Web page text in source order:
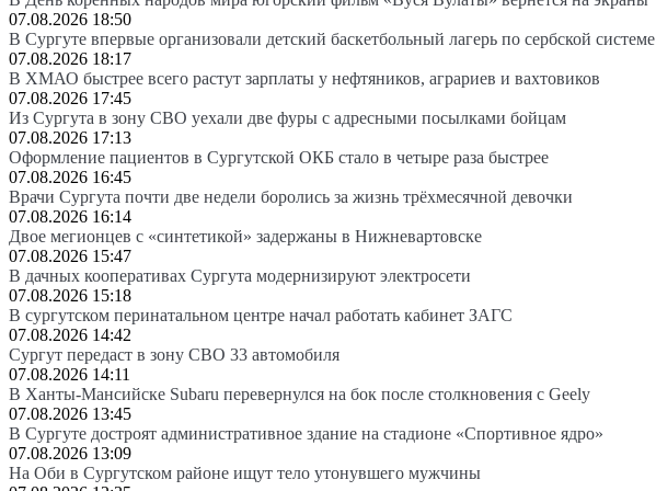
07.08.2026 18:50
В Сургуте впервые организовали детский баскетбольный лагерь по сербской системе
07.08.2026 18:17
В ХМАО быстрее всего растут зарплаты у нефтяников, аграриев и вахтовиков
07.08.2026 17:45
Из Сургута в зону СВО уехали две фуры с адресными посылками бойцам
07.08.2026 17:13
Оформление пациентов в Сургутской ОКБ стало в четыре раза быстрее
07.08.2026 16:45
Врачи Сургута почти две недели боролись за жизнь трёхмесячной девочки
07.08.2026 16:14
Двое мегионцев с «синтетикой» задержаны в Нижневартовске
07.08.2026 15:47
В дачных кооперативах Сургута модернизируют электросети
07.08.2026 15:18
В сургутском перинатальном центре начал работать кабинет ЗАГС
07.08.2026 14:42
Сургут передаст в зону СВО 33 автомобиля
07.08.2026 14:11
В Ханты-Мансийске Subaru перевернулся на бок после столкновения с Geely
07.08.2026 13:45
В Сургуте достроят административное здание на стадионе «Спортивное ядро»
07.08.2026 13:09
На Оби в Сургутском районе ищут тело утонувшего мужчины